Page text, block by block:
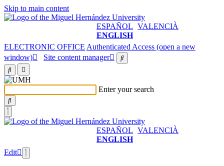
Skip to main content
ESPAÑOL VALENCIÀ
ENGLISH
ELECTRONIC OFFICE Authenticated Access (open a new
window)
Site content manager
Enter your search
ESPAÑOL VALENCIÀ
ENGLISH
Edit